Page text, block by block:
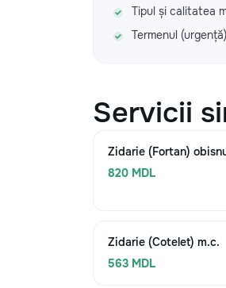
Tipul și calitatea
Termenul (urgență)
Servicii
Zidarie (Fortan)
820 MDL
Zidarie (Cotelet) m.c.
563 MDL